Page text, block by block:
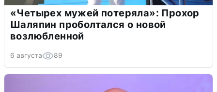
«Четырех мужей потеряла»: Прохор
Шаляпин проболтался о новой
возлюбленной
6 августа 89